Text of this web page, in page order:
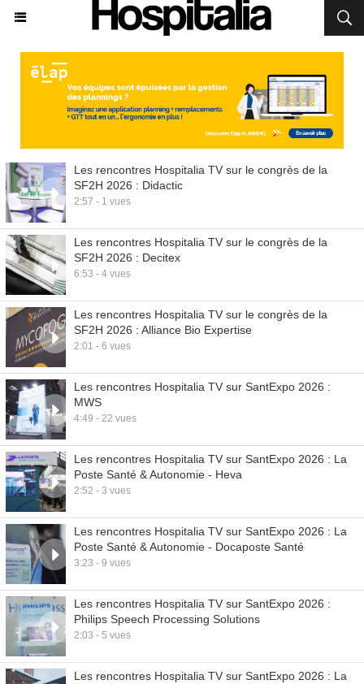
Les rencontres Hospitalia TV sur le congrès de la
SF2H 2026 : Didactic
2:57 - 1 vues
Les rencontres Hospitalia TV sur le congrès de la
SF2H 2026 : Decitex
6:53 - 4 vues
Les rencontres Hospitalia TV sur le congrès de la
SF2H 2026 : Alliance Bio Expertise
2:01 - 6 vues
Les rencontres Hospitalia TV sur SantExpo 2026 :
MWS
4:49 - 22 vues
Les rencontres Hospitalia TV sur SantExpo 2026 : La
Poste Santé & Autonomie - Heva
2:52 - 3 vues
Les rencontres Hospitalia TV sur SantExpo 2026 : La
Poste Santé & Autonomie - Docaposte Santé
3:23 - 9 vues
Les rencontres Hospitalia TV sur SantExpo 2026 :
Philips Speech Processing Solutions
2:03 - 5 vues
Les rencontres Hospitalia TV sur SantExpo 2026 : La